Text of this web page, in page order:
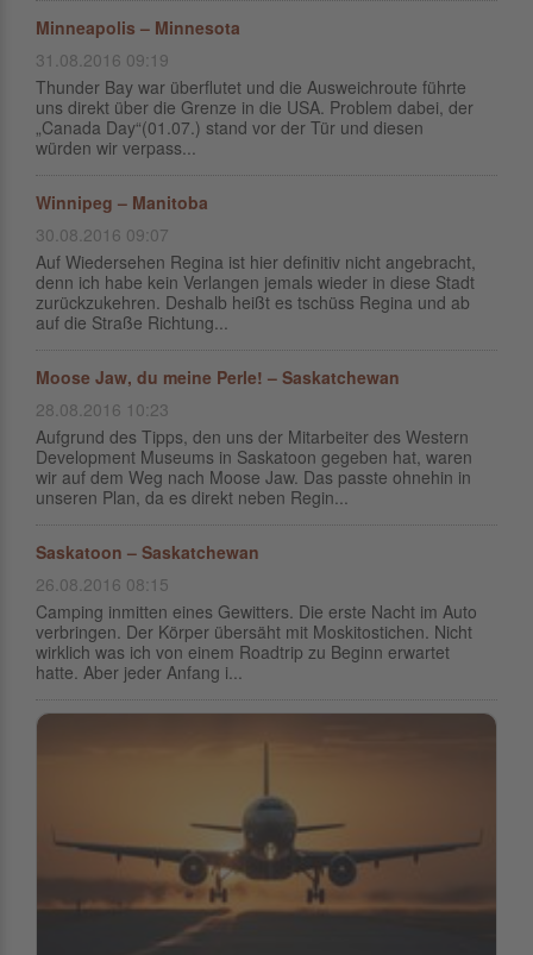
Minneapolis – Minnesota
31.08.2016 09:19
Thunder Bay war überflutet und die Ausweichroute führte
uns direkt über die Grenze in die USA. Problem dabei, der
„Canada Day“(01.07.) stand vor der Tür und diesen
würden wir verpass...
Winnipeg – Manitoba
30.08.2016 09:07
Auf Wiedersehen Regina ist hier definitiv nicht angebracht,
denn ich habe kein Verlangen jemals wieder in diese Stadt
zurückzukehren. Deshalb heißt es tschüss Regina und ab
auf die Straße Richtung...
Moose Jaw, du meine Perle! – Saskatchewan
28.08.2016 10:23
Aufgrund des Tipps, den uns der Mitarbeiter des Western
Development Museums in Saskatoon gegeben hat, waren
wir auf dem Weg nach Moose Jaw. Das passte ohnehin in
unseren Plan, da es direkt neben Regin...
Saskatoon – Saskatchewan
26.08.2016 08:15
Camping inmitten eines Gewitters. Die erste Nacht im Auto
verbringen. Der Körper übersäht mit Moskitostichen. Nicht
wirklich was ich von einem Roadtrip zu Beginn erwartet
hatte. Aber jeder Anfang i...